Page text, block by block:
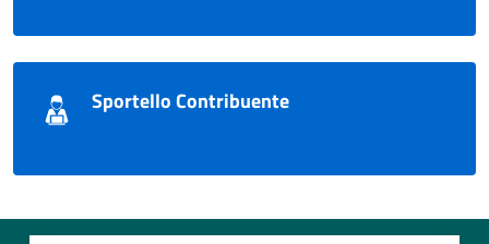
Sportello Contribuente